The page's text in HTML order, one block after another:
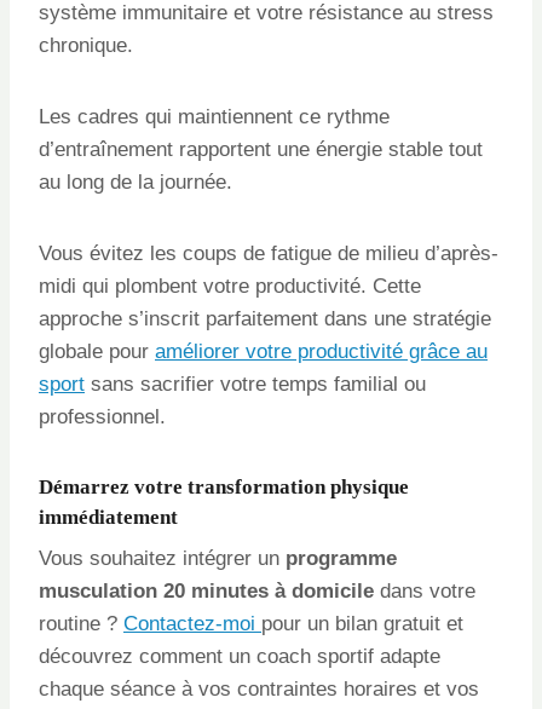
système immunitaire et votre résistance au stress
chronique.
Les cadres qui maintiennent ce rythme
d’entraînement rapportent une énergie stable tout
au long de la journée.
Vous évitez les coups de fatigue de milieu d’après-
midi qui plombent votre productivité. Cette
approche s’inscrit parfaitement dans une stratégie
globale pour améliorer votre productivité grâce au
sport sans sacrifier votre temps familial ou
professionnel.
Démarrez votre transformation physique
immédiatement
Vous souhaitez intégrer un programme
musculation 20 minutes à domicile dans votre
routine ? Contactez-moi pour un bilan gratuit et
découvrez comment un coach sportif adapte
chaque séance à vos contraintes horaires et vos